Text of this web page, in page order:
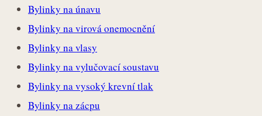
Bylinky na únavu
Bylinky na virová onemocnění
Bylinky na vlasy
Bylinky na vylučovací soustavu
Bylinky na vysoký krevní tlak
Bylinky na zácpu